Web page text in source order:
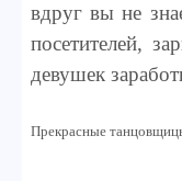
вдруг вы не
посетителей,
девушек
Прекрасные